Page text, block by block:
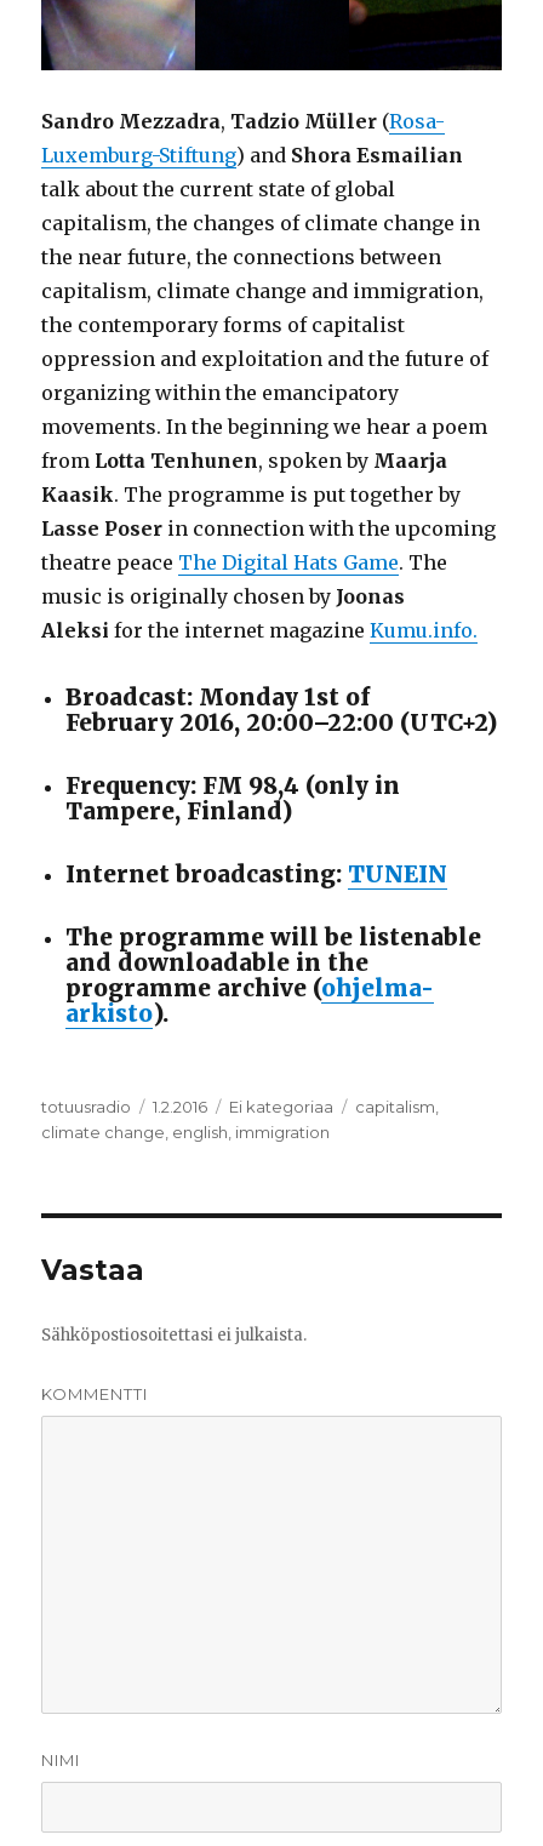
Sandro Mezzadra, Tadzio Müller (Rosa-
Luxemburg-Stiftung) and Shora Esmailian
talk about the current state of global
capitalism, the changes of climate change in
the near future, the connections between
capitalism, climate change and immigration,
the contemporary forms of capitalist
oppression and exploitation and the future of
organizing within the emancipatory
movements. In the beginning we hear a poem
from Lotta Tenhunen, spoken by Maarja
Kaasik. The programme is put together by
Lasse Poser in connection with the upcoming
theatre peace The Digital Hats Game. The
music is originally chosen by Joonas
Aleksifor the internet magazineKumu.info.
Broadcast: Monday 1st of
February 2016, 20:00–22:00 (UTC+2)
Frequency: FM 98,4 (only in
Tampere, Finland)
Internet broadcasting: TUNEIN
The programme will be listenable
and downloadable in the
programme archive (ohjelma-
arkisto).
Kirjoittaja
totuusradio Julkaistu
1.2.2016 Kategoriat
Ei kategoriaa Avainsanat
capitalism,
climate change, english, immigration
Vastaa
Sähköpostiosoitettasi ei julkaista.
KOMMENTTI
NIMI